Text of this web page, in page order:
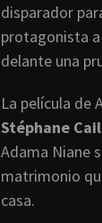
disparador
protagonista a
delante una
La película de
Stéphane
Adama Niane
matrimonio
casa.